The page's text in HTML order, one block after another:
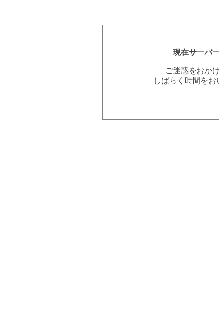
現在サーバ
ご迷惑をおか
しばらく時間を